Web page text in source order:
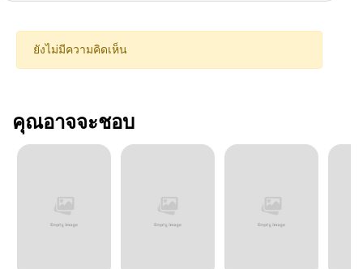
ยังไม่มีความคิดเห็น
คุณอาจจะชอบ